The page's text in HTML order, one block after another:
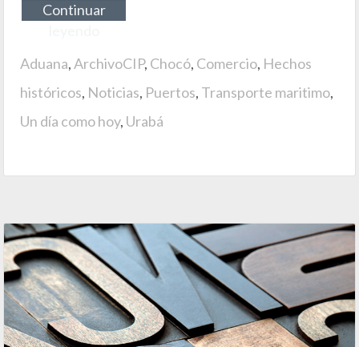
Continuar
Aduana,ArchivoCIP, Chocó, Comercio, Hechos
históricos, Noticias, Puertos, Transporte maritimo,
Un día como hoy, Urabá